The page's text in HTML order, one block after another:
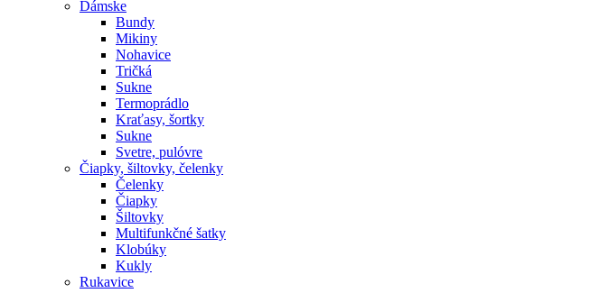
Dámske
Bundy
Mikiny
Nohavice
Tričká
Sukne
Termoprádlo
Kraťasy, šortky
Sukne
Svetre, pulóvre
Čiapky, šiltovky, čelenky
Čelenky
Čiapky
Šiltovky
Multifunkčné šatky
Klobúky
Kukly
Rukavice